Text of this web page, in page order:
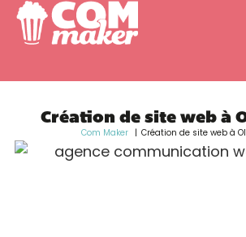
Création de site web à
Com Maker Création de site web à